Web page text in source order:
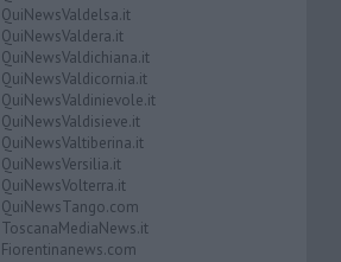
QuiNewsValdelsa.it
QuiNewsValdera.it
QuiNewsValdichiana.it
QuiNewsValdicornia.it
QuiNewsValdinievole.it
QuiNewsValdisieve.it
QuiNewsValtiberina.it
QuiNewsVersilia.it
QuiNewsVolterra.it
QuiNewsTango.com
ToscanaMediaNews.it
Fiorentinanews.com